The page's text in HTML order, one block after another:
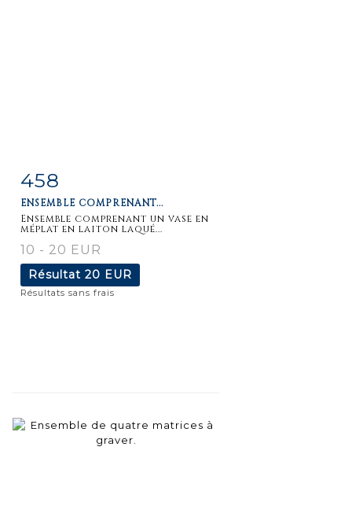
Fiche
458
ENSEMBLE COMPRENANT...
Ensemble comprenant un vase en
méplat en laiton laqué...
10 - 20 EUR
Résultat 20 EUR
Résultats sans frais